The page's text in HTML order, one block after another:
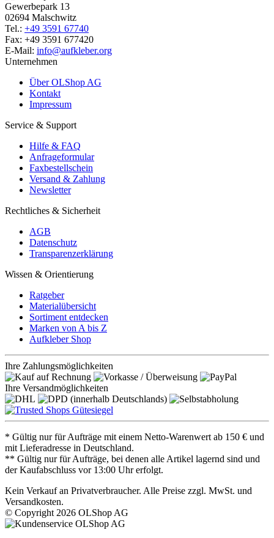
Gewerbepark 13
02694 Malschwitz
Tel.: +49 3591 67740
Fax: +49 3591 677420
E-Mail: info@aufkleber.org
Unternehmen
Über OLShop AG
Kontakt
Impressum
Service & Support
Hilfe & FAQ
Anfrageformular
Faxbestellschein
Versand & Zahlung
Newsletter
Rechtliches & Sicherheit
AGB
Datenschutz
Transparenzerklärung
Wissen & Orientierung
Ratgeber
Materialübersicht
Sortiment entdecken
Marken von A bis Z
Aufkleber Shop
Ihre Zahlungsmöglichkeiten
Ihre Versandmöglichkeiten
* Gültig nur für Aufträge mit einem Netto-Warenwert ab 150 € und
mit Lieferadresse in Deutschland.
** Gültig nur für Aufträge, bei denen alle Artikel lagernd sind und
der Kaufabschluss vor 13:00 Uhr erfolgt.
Kein Verkauf an Privatverbraucher. Alle Preise zzgl. MwSt. und
Versandkosten.
© Copyright 2026 OLShop AG